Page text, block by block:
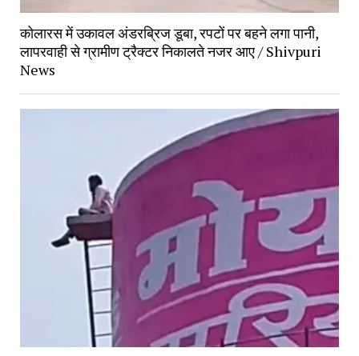
कोलारस में उकावल अंडरब्रिज डूबा, रपटों पर बहने लगा पानी,
लापरवाही से ग्रामीण ट्रैक्टर निकालते नजर आए / Shivpuri
News